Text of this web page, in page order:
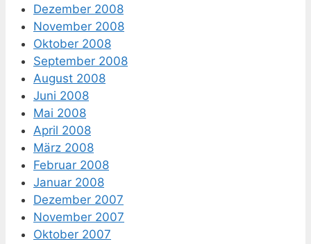
Dezember 2008
November 2008
Oktober 2008
September 2008
August 2008
Juni 2008
Mai 2008
April 2008
März 2008
Februar 2008
Januar 2008
Dezember 2007
November 2007
Oktober 2007